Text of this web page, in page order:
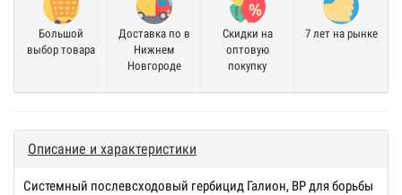
Большой
выбор товара
Доставка по в
Нижнем
Новгороде
Скидки на
оптовую
покупку
7 лет на рынке
Описание и характеристики
Системный послевсходовый гербицид Галион, ВР для борьбы